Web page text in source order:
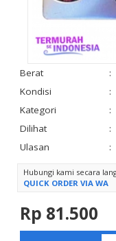
Berat :
Kondisi
:
Kategori
:
Dilihat
:
Ulasan
:
Hubungi kami secara
QUICK ORDER VIA WA
Rp 81.500